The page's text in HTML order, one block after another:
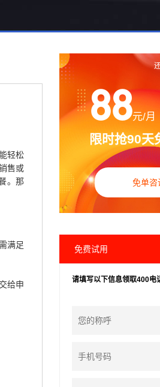
轻松
售或
。那
满足
给申
88元/月
限时抢90天
免单咨
免费试用
请填写以下信息领取400电